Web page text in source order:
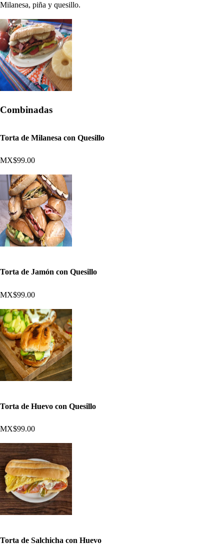
Milanesa, piña y quesillo.
Combinadas
Torta de Milanesa con Quesillo
MX$99.00
Torta de Jamón con Quesillo
MX$99.00
Torta de Huevo con Quesillo
MX$99.00
Torta de Salchicha con Huevo